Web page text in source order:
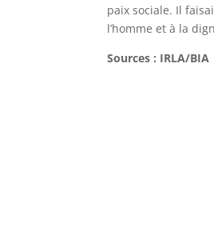
paix sociale. Il
l’homme et à la
Sources : IRLA/BIA